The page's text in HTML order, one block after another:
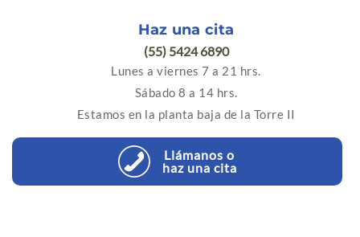
Haz una cita
(55) 5424 6890
Lunes a viernes 7 a 21 hrs.
Sábado 8 a 14 hrs.
Estamos en la planta baja de la Torre II
Llámanos o
haz una cita